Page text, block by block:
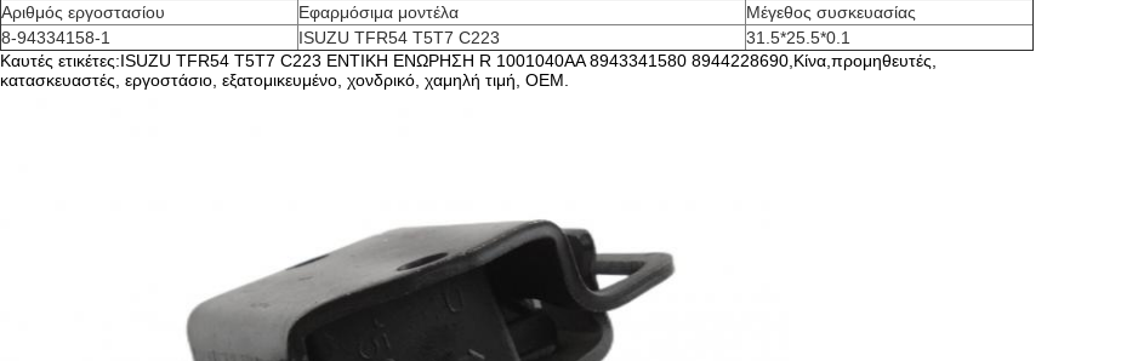
Αριθμός εργοστασίου
Εφαρμόσιμα μοντέλα
Μέγεθος συσκευασίας
8-94334158-1
ISUZU TFR54 T5T7 C223
31.5*25.5*0.1
Καυτές ετικέτες:ISUZU TFR54 T5T7 C223 ΕΝΤΙΚΗ ΕΝΩΡΗΣΗ R 1001040AA 8943341580 8944228690,Κίνα,προμηθευτές,
κατασκευαστές, εργοστάσιο, εξατομικευμένο, χονδρικό, χαμηλή τιμή, OEM.